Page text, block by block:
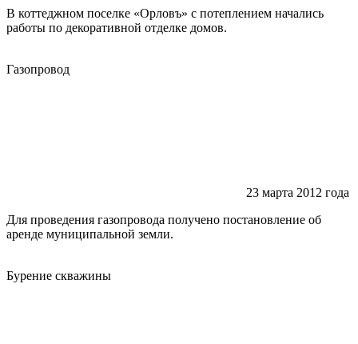
В коттеджном поселке «Орловъ» с потеплением начались
работы по декоративной отделке домов.
Газопровод
23 марта 2012 года
Для проведения газопровода получено постановление об
аренде муниципальной земли.
Бурение скважины